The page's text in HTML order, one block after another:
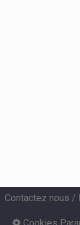
Contactez nous /